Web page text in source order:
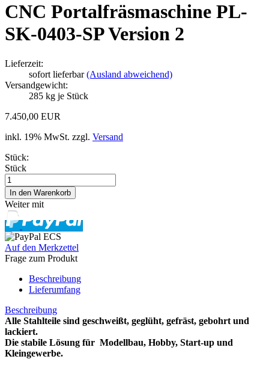
CNC Portalfräsmaschine PL-
SK-0403-SP Version 2
Lieferzeit:
sofort lieferbar(Ausland abweichend)
Versandgewicht:
285 kg je Stück
7.450,00 EUR
inkl. 19% MwSt. zzgl. Versand
Stück:
Stück
Weiter mit
Auf den Merkzettel
Frage zum Produkt
Beschreibung
Lieferumfang
Beschreibung
Alle Stahlteile sind geschweißt, geglüht, gefräst, gebohrt und
lackiert.
Die stabile Lösung für Modellbau, Hobby, Start-up und
Kleingewerbe.